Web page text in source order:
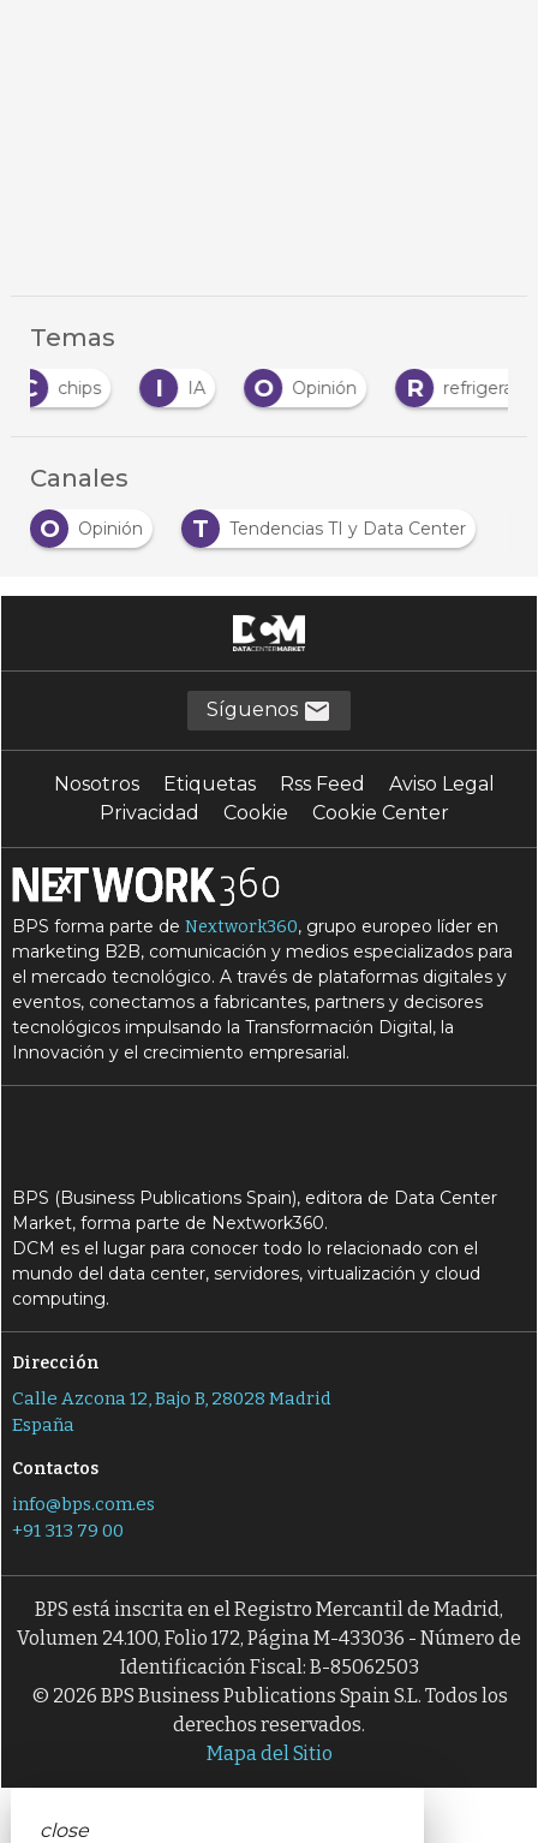
Temas
I
IA O Opinión R refrigeración líquida
Canales
O
Opinión T Tendencias TI y Data Center
Síguenos
Nosotros Etiquetas Rss Feed
Aviso Legal
Privacidad
Cookie Cookie Center
BPS forma parte deNextwork360, grupo europeo líder en
marketing B2B, comunicación y medios especializados para
el mercado tecnológico. A través de plataformas digitales y
eventos, conectamos a fabricantes, partners y decisores
tecnológicos impulsando la Transformación Digital, la
Innovación y el crecimiento empresarial.
BPS (Business Publications Spain), editora de Data Center
Market, forma parte de Nextwork360.
DCM es el lugar para conocer todo lo relacionado con el
mundo del data center, servidores, virtualización y cloud
computing.
Dirección
Calle Azcona 12, Bajo B, 28028 Madrid
España
Contactos
info@bps.com.es
+91 313 79 00
BPS está inscrita en el Registro Mercantil de Madrid,
Volumen 24.100, Folio 172, Página M-433036 - Número de
Identificación Fiscal: B-85062503
© 2026 BPS Business Publications Spain S.L. Todos los
derechos reservados.
Mapa del Sitio
close